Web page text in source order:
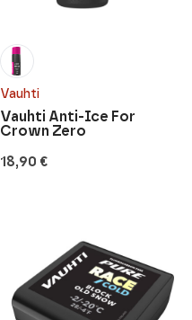
Vauhti
18,90 €
Vauhti Anti-Ice For
Crown Zero